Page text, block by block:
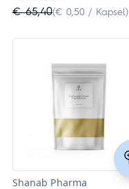
€ 65,40(€ 0,50 / Kapsel)
Shanab Pharma